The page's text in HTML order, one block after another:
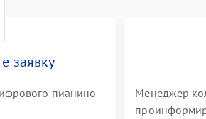
заявку
пианино
Менеджер